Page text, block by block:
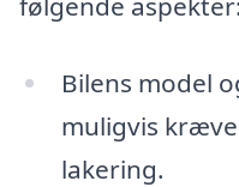
Bilens model
muligvis
lakering.